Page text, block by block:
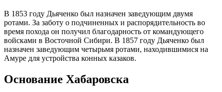
В 1853 году Дьяченко был назначен заведующим двумя
ротами. За заботу о подчиненных и распорядительность во
время похода он получил благодарность от командующего
войсками в Восточной Сибири. В 1857 году Дьяченко был
назначен заведующим четырьмя ротами, находившимися на
Амуре для устройства конных казаков.
Основание Хабаровска